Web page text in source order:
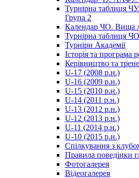
Турнірна таблиця
Група 2
Календар ЧО. Вища
Турнірна таблиця
Турніри Академії
Історія та програма
Керівництво та
U-17 (2008 р.н.)
U-16 (2009 р.н.)
U-15 (2010 р.н.)
U-14 (2011 р.н.)
U-13 (2012 р.н.)
U-12 (2013 р.н.)
U-11 (2014 р.н.)
U-10 (2015 р.н.)
Спілкування з
Правила поведінки
Фотогалерея
Відеогалерея